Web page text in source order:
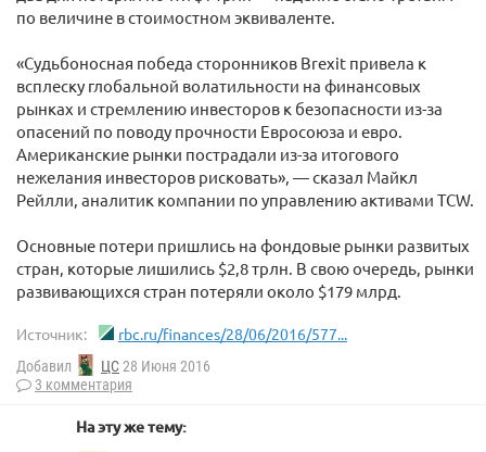
по величине в стоимостном эквиваленте.
«Судьбоносная победа сторонников Brexit привела к
всплеску глобальной волатильности на финансовых
рынках и стремлению инвесторов к безопасности из-за
опасений по поводу прочности Евросоюза и евро.
Американские рынки пострадали из-за итогового
нежелания инвесторов рисковать», — сказал Майкл
Рейлли, аналитик компании по управлению активами TCW.
Основные потери пришлись на фондовые рынки развитых
стран, которые лишились $2,8 трлн. В свою очередь, рынки
развивающихся стран потеряли около $179 млрд.
Источник: rbc.ru/finances/28/06/2016/577...
Добавил ЦС28 Июня 2016
3 комментария
На эту же тему: